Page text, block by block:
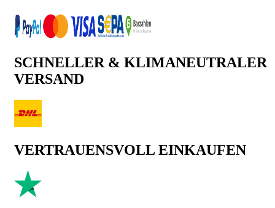
SCHNELLER & KLIMANEUTRALER
VERSAND
VERTRAUENSVOLL EINKAUFEN